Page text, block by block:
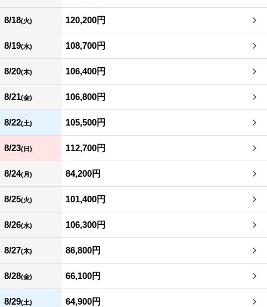
8/18(火) 120,200円
8/19(水) 108,700円
8/20(木) 106,400円
8/21(金) 106,800円
8/22(土) 105,500円
8/23(日) 112,700円
8/24(月) 84,200円
8/25(火) 101,400円
8/26(水) 106,300円
8/27(木) 86,800円
8/28(金) 66,100円
8/29(土) 64,900円